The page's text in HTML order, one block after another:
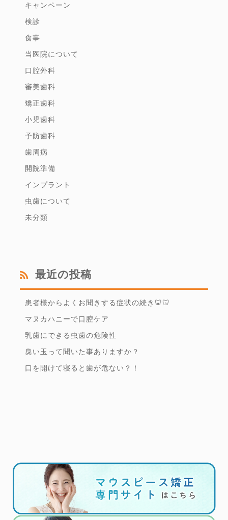
キャンペーン
検診
食事
当医院について
口腔外科
審美歯科
矯正歯科
小児歯科
予防歯科
歯周病
開院準備
インプラント
虫歯について
未分類
最近の投稿
患者様からよくお聞きする症状の続き🦷🦷
マヌカハニーで口腔ケア
乳歯にできる虫歯の危険性
臭い玉って聞いた事ありますか？
口を開けて寝ると歯が危ない？！